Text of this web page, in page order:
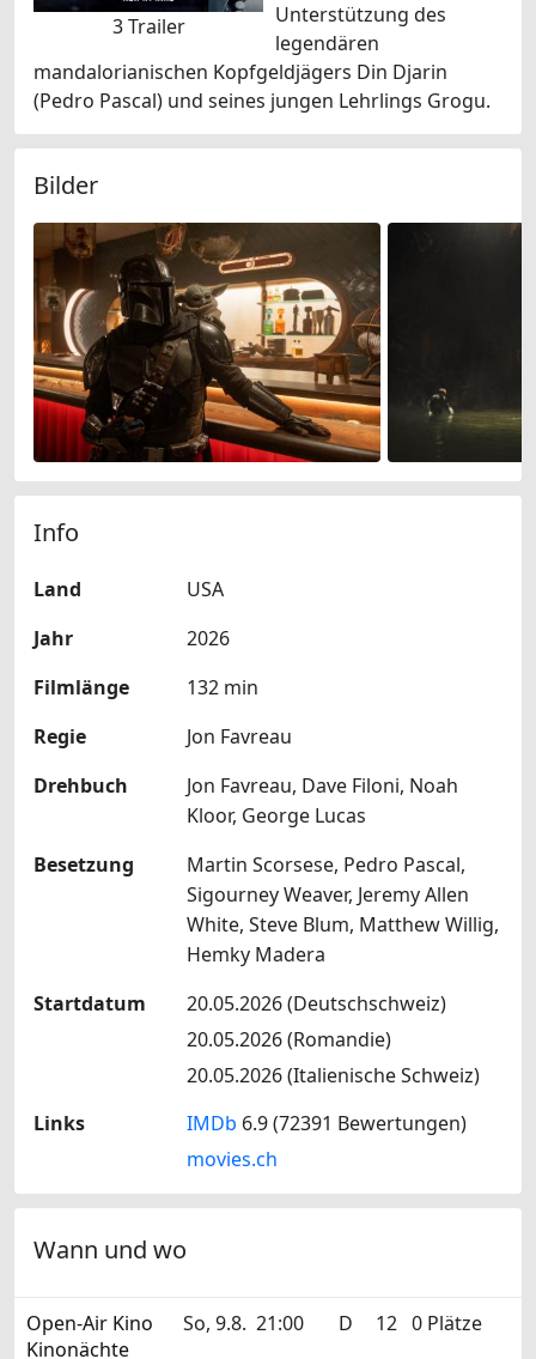
3 Trailer
Unterstützung des
legendären
mandalorianischen Kopfgeldjägers Din Djarin
(Pedro Pascal) und seines jungen Lehrlings Grogu.
Bilder
Info
Land
USA
Jahr
2026
Filmlänge
132 min
Regie
Jon Favreau
Drehbuch
Jon Favreau, Dave Filoni, Noah
Kloor, George Lucas
Besetzung
Martin Scorsese, Pedro Pascal,
Sigourney Weaver, Jeremy Allen
White, Steve Blum, Matthew Willig,
Hemky Madera
Startdatum
20.05.2026 (Deutschschweiz)
20.05.2026 (Romandie)
20.05.2026 (Italienische Schweiz)
Links
IMDb 6.9 (72391 Bewertungen)
movies.ch
Wann und wo
Open-Air Kino
Kinonächte
So, 9.8. 21:00 D 12 0 Plätze